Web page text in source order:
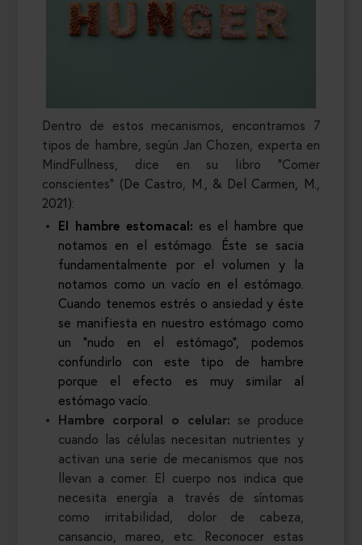
Dentro de estos mecanismos, encontramos 7
tipos de hambre, según Jan Chozen, experta en
MindFullness, dice en su libro “Comer
conscientes” (De Castro, M., & Del Carmen, M.,
2021):
El hambre estomacal: es el hambre que
notamos en el estómago. Éste se sacia
fundamentalmente por el volumen y la
notamos como un vacío en el estómago.
Cuando tenemos estrés o ansiedad y éste
se manifiesta en nuestro estómago como
un “nudo en el estómago”, podemos
confundirlo con este tipo de hambre
porque el efecto es muy similar al
estómago vacío.
Hambre corporal o celular: se produce
cuando las células necesitan nutrientes y
activan una serie de mecanismos que nos
llevan a comer. El cuerpo nos indica que
necesita energía a través de síntomas
como irritabilidad, dolor de cabeza,
cansancio, mareo, etc. Reconocer estas